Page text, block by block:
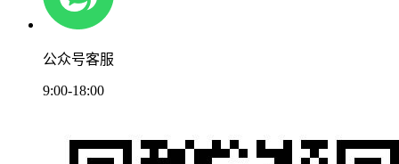
公众号客服
9:00-18:00